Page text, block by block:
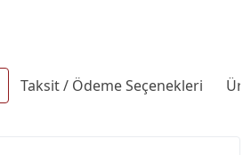
Taksit / Ödeme Seçenekleri